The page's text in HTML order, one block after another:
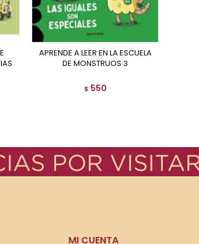
APRENDE A LEER EN LA ESCUELA
DE MONSTRUOS 3
$ 550
MI CUENTA